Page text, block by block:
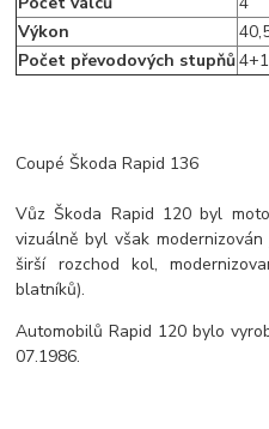
Výkon
Počet převodových stupňů4+1
Coupé Škoda Rapid 136
Vůz Škoda Rapid 120 byl
vizuálně byl však
širší rozchod kol,
blatníků).
Automobilů Rapid 120 bylo
07.1986.